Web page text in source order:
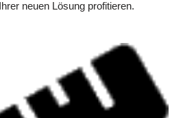
neuen Lösung profitieren.